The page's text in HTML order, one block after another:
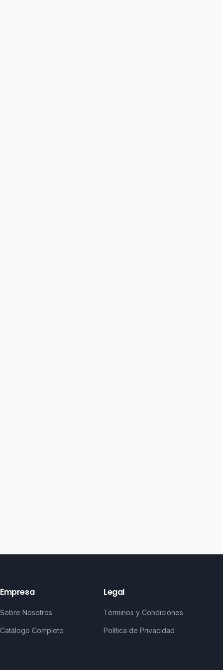
Empresa
Sobre Nosotros
Catálogo Completo
Legal
Términos y Condiciones
Política de Privacidad